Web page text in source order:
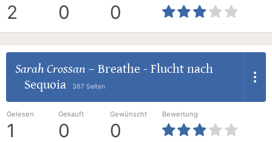
2 0 0
Sarah Crossan – Breathe - Flucht nach
Sequoia
367 Seiten
Gelesen
1
Gekauft
0
Gewünscht
0
Bewertung